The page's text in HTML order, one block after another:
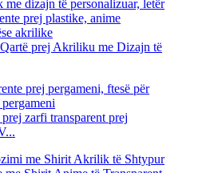
prej Akriliku me Dizajn të
prej zarfi transparent prej